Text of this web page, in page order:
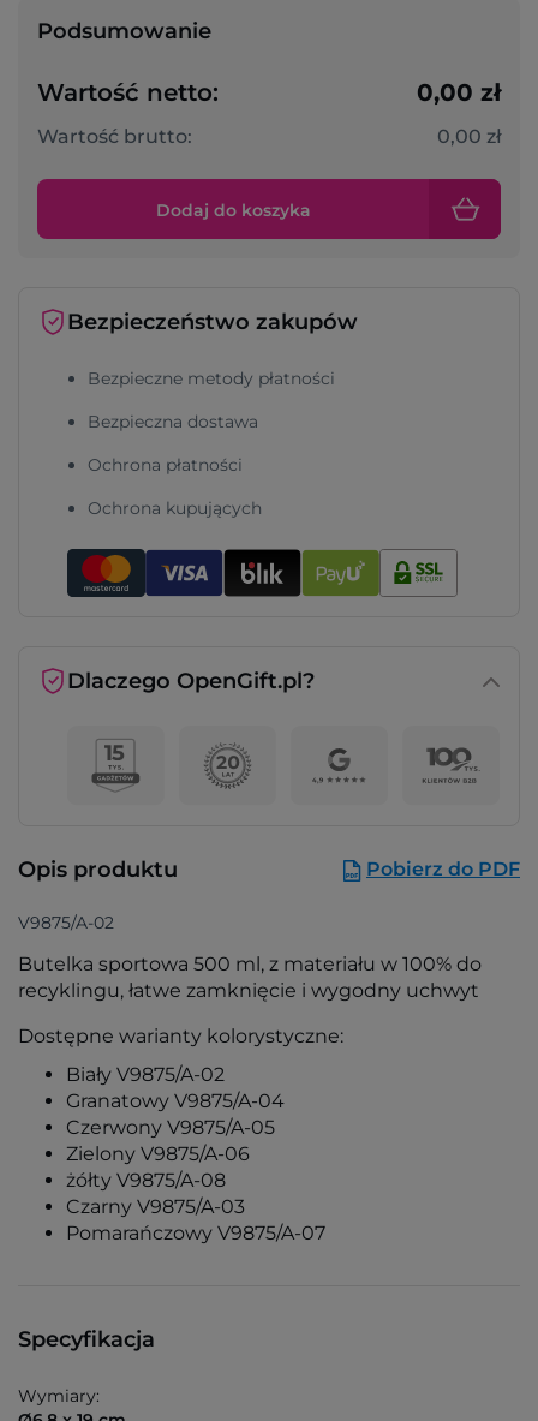
Podsumowanie
Wartość netto: 0,00 zł
Wartość brutto: 0,00 zł
Dodaj do koszyka
Bezpieczeństwo zakupów
Bezpieczne metody płatności
Bezpieczna dostawa
Ochrona płatności
Ochrona kupujących
Dlaczego OpenGift.pl?
Opis produktu Pobierz do PDF
V9875/A-02
Butelka sportowa 500 ml, z materiału w 100% do
recyklingu, łatwe zamknięcie i wygodny uchwyt
Dostępne warianty kolorystyczne:
Biały V9875/A-02
Granatowy V9875/A-04
Czerwony V9875/A-05
Zielony V9875/A-06
żółty V9875/A-08
Czarny V9875/A-03
Pomarańczowy V9875/A-07
Specyfikacja
Wymiary: